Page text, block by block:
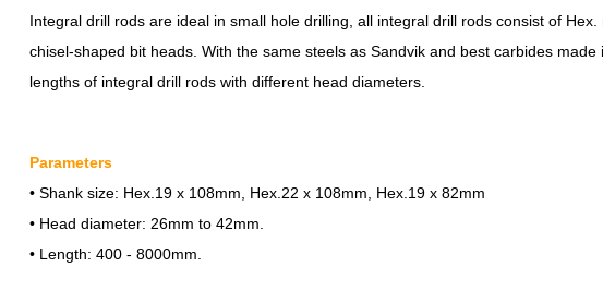
Integral drill rods are ideal in small hole drilling, all integral drill rods consist of
chisel-shaped bit heads. With the same steels as Sandvik and best carbides
lengths of integral drill rods with different head diameters.
Parameters
• Shank size: Hex.19 x 108mm, Hex.22 x 108mm, Hex.19 x 82mm
• Head diameter: 26mm to 42mm.
• Length: 400 - 8000mm.